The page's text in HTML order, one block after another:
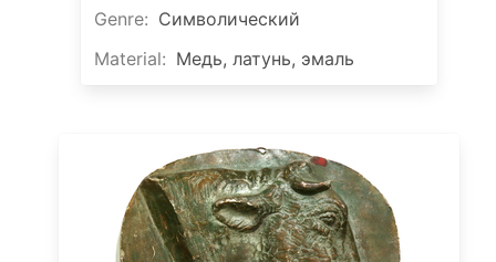
Genre: Символический
Material: Медь, латунь, эмаль